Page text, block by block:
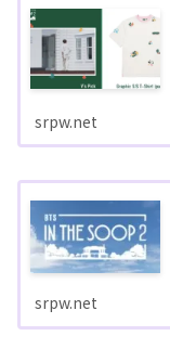
srpw.net
srpw.net